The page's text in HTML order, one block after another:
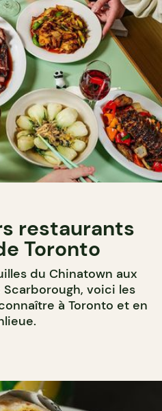
restaurants
Toronto
du Chinatown aux
voici les
à Toronto et en